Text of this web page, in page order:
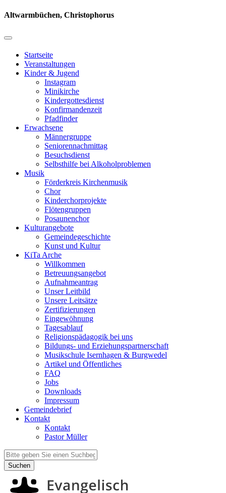
Altwarmbüchen, Christophorus
Startseite
Veranstaltungen
Kinder & Jugend
Instagram
Minikirche
Kindergottesdienst
Konfirmandenzeit
Pfadfinder
Erwachsene
Männergruppe
Seniorennachmittag
Besuchsdienst
Selbsthilfe bei Alkoholproblemen
Musik
Förderkreis Kirchenmusik
Chor
Kinderchorprojekte
Flötengruppen
Posaunenchor
Kulturangebote
Gemeindegeschichte
Kunst und Kultur
KiTa Arche
Willkommen
Betreuungsangebot
Aufnahmeantrag
Unser Leitbild
Unsere Leitsätze
Zertifizierungen
Eingewöhnung
Tagesablauf
Religionspädagogik bei uns
Bildungs- und Erziehungspartnerschaft
Musikschule Isernhagen & Burgwedel
Artikel und Öffentliches
FAQ
Jobs
Downloads
Impressum
Gemeindebrief
Kontakt
Kontakt
Pastor Müller
Suchen